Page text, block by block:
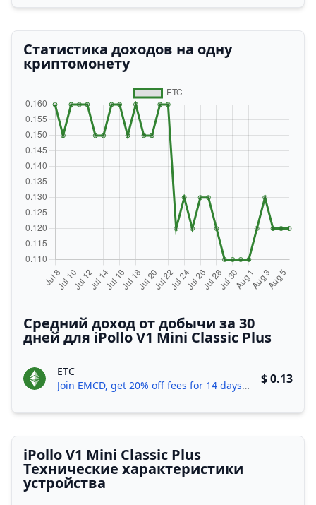
Статистика доходов на одну
криптомонету
Средний доход от добычи за 30
дней для iPollo V1 Mini Classic Plus
ETC
Join EMCD, get 20% off fees for 14 days!
$ 0.13
iPollo V1 Mini Classic Plus
Технические характеристики
устройства